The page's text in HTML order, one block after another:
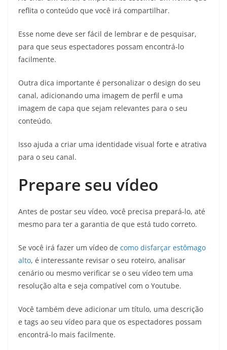
reflita o conteúdo que você irá compartilhar.
Esse nome deve ser fácil de lembrar e de pesquisar,
para que seus espectadores possam encontrá-lo
facilmente.
Outra dica importante é personalizar o design do seu
canal, adicionando uma imagem de perfil e uma
imagem de capa que sejam relevantes para o seu
conteúdo.
Isso ajuda a criar uma identidade visual forte e atrativa
para o seu canal.
Prepare seu vídeo
Antes de postar seu vídeo, você precisa prepará-lo, até
mesmo para ter a garantia de que está tudo correto.
Se você irá fazer um vídeo de como disfarçar estômago
alto, é interessante revisar o seu roteiro, analisar
cenário ou mesmo verificar se o seu vídeo tem uma
resolução alta e seja compatível com o Youtube.
Você também deve adicionar um título, uma descrição
e tags ao seu vídeo para que os espectadores possam
encontrá-lo mais facilmente.